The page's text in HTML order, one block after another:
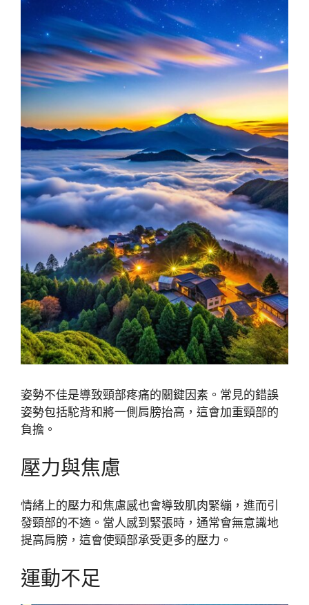
姿勢不佳是導致頸部疼痛的關鍵因素。常見的錯誤
姿勢包括駝背和將一側肩膀抬高，這會加重頸部的
負擔。
壓力與焦慮
情緒上的壓力和焦慮感也會導致肌肉緊繃，進而引
發頸部的不適。當人感到緊張時，通常會無意識地
提高肩膀，這會使頸部承受更多的壓力。
運動不足